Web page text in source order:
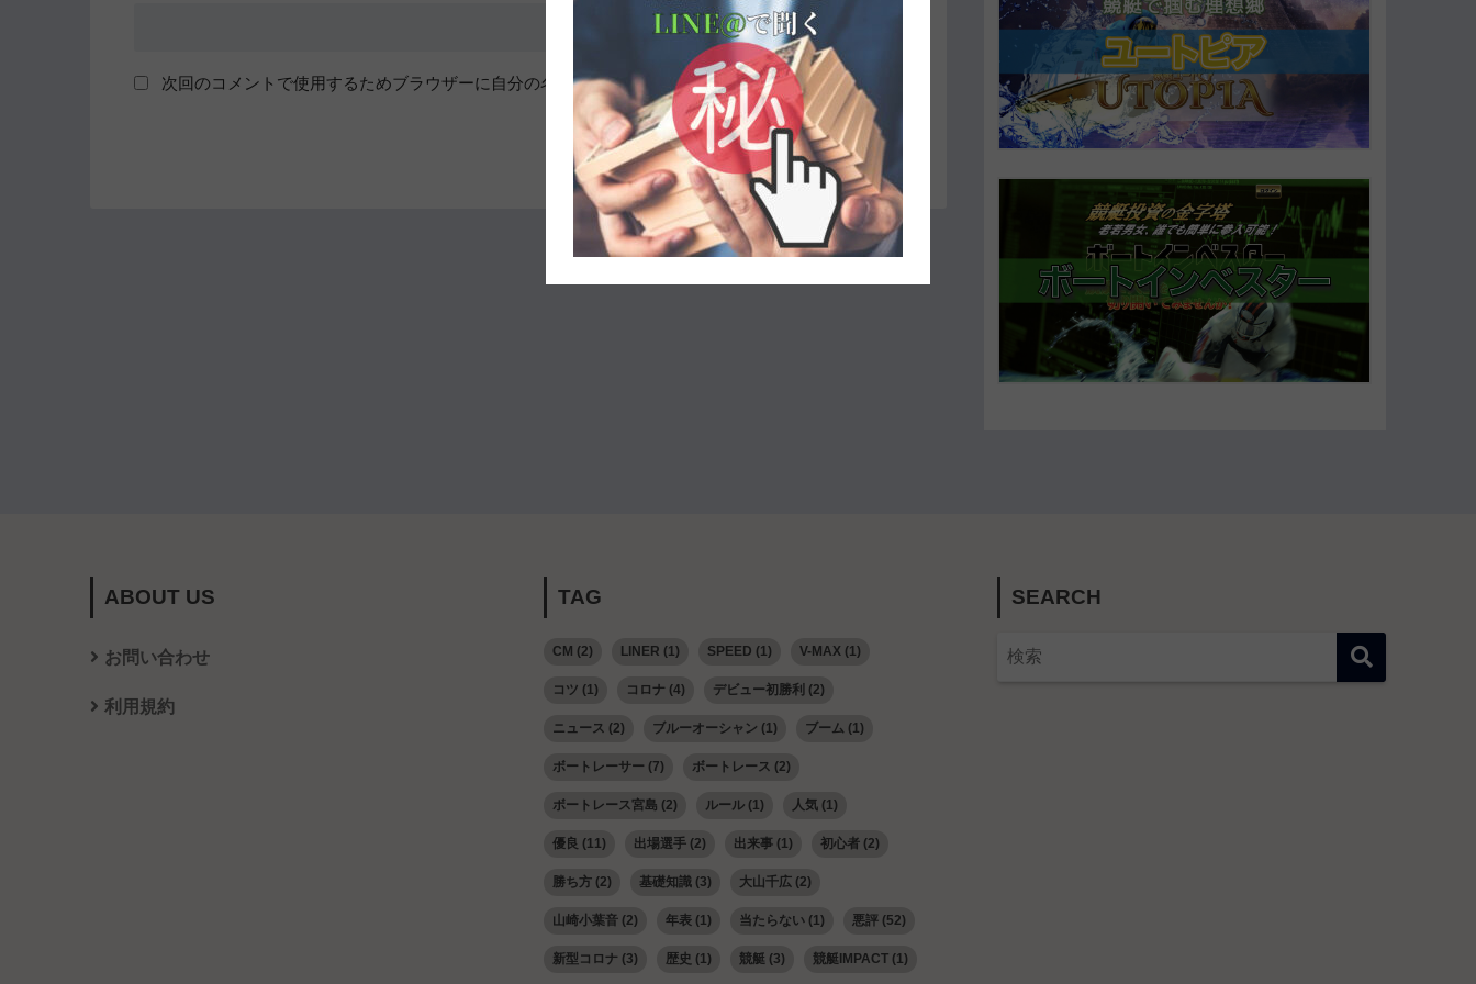
次回のコメントで使用するためブラウザーに自分の名前、メールアドレス、サイトを保存する。
ABOUT US
お問い合わせ
利用規約
TAG
CM (2) LINER (1) SPEED (1) V-MAX (1)
コツ (1) コロナ (4) デビュー初勝利 (2)
ニュース (2) ブルーオーシャン (1) ブーム (1)
ボートレーサー (7) ボートレース (2)
ボートレース宮島 (2) ルール (1) 人気 (1)
優良 (11) 出場選手 (2) 出来事 (1) 初心者 (2)
勝ち方 (2) 基礎知識 (3) 大山千広 (2)
山崎小葉音 (2) 年表 (1) 当たらない (1) 悪評 (52)
新型コロナ (3) 歴史 (1) 競艇 (3) 競艇IMPACT (1)
SEARCH